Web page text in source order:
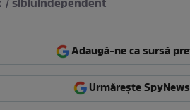
/ sibiuindependent
Adaugă-ne ca sursă
Urmărește